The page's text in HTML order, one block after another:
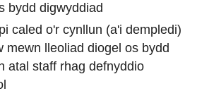
bydd digwyddiad
caled o'r cynllun (a'i dempledi)
mewn lleoliad diogel os bydd
atal staff rhag defnyddio